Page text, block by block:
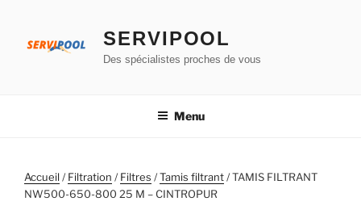
contenu
SERVIPOOL
Des spécialistes proches de vous
Menu
Accueil/Filtration /Filtres /Tamis filtrant/ TAMIS FILTRANT
NW500-650-800 25 M – CINTROPUR